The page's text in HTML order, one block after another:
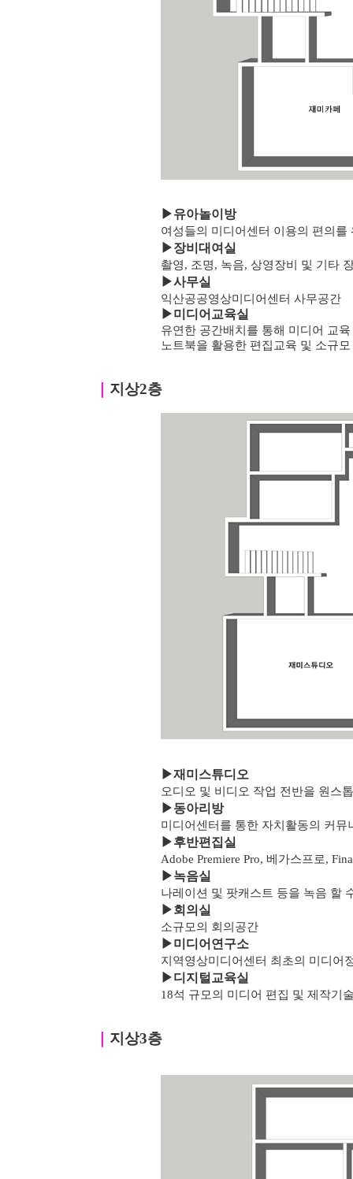
▶유아놀이방
여성들의 미디어센터 이용의 편의
▶장비대여실
촬영, 조명, 녹음, 상영장비 및 기타
▶사무실
익산공공영상미디어센터 사무공간
▶미디어교육실
유연한 공간배치를 통해 미디어 교
노트북을 활용한 편집교육 및 소규
지상2층
▶재미스튜디오
오디오 및 비디오 작업 전반을 원스
▶동아리방
미디어센터를 통한 자치활동의 커뮤
▶후반편집실
Adobe Premiere Pro, 베가스프로,
▶녹음실
나레이션 및 팟캐스트 등을 녹음 할
▶회의실
소규모의 회의공간
▶미디어연구소
지역영상미디어센터 최초의 미디어
▶디지털교육실
18석 규모의 미디어 편집 및 제작기
지상3층